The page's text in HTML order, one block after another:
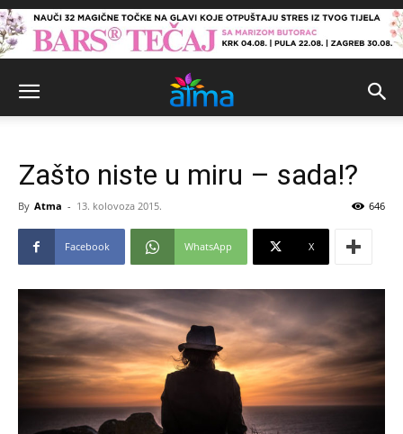
Zašto niste u miru – sada!?
By Atma - 13. kolovoza 2015. 646
Facebook WhatsApp X